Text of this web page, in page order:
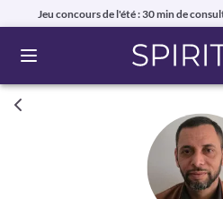
Jeu concours de l'été : 30 min de
Ouvrir le menu